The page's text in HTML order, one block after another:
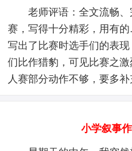
老师评语：全文流畅
赛，写得十分精彩，用
写出了比赛时选手们的表
们比作猎豹，可见比赛之
人赛部分动作不够，要多补
小学叙事